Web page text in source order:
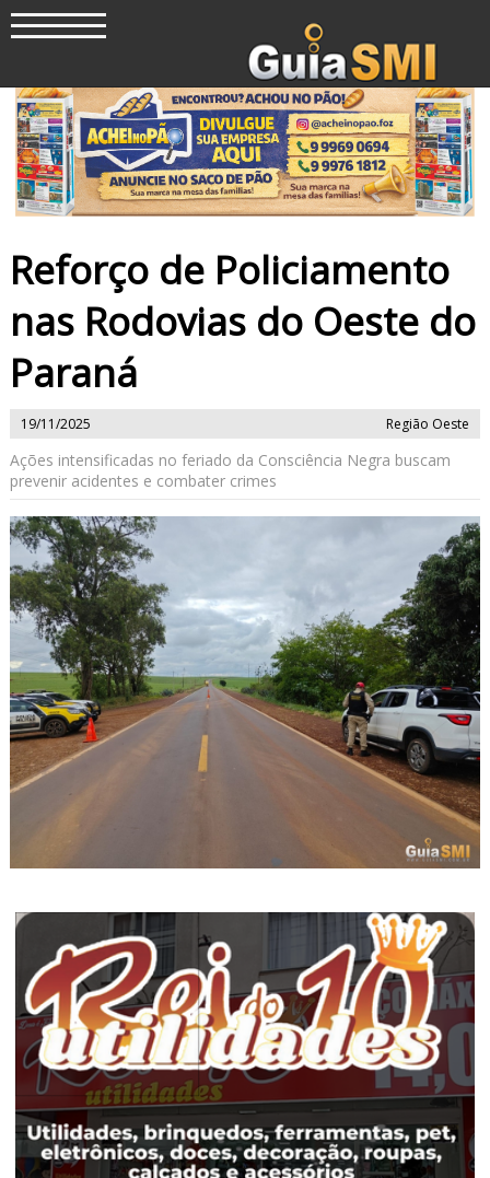
Reforço de Policiamento
nas Rodovias do Oeste do
Paraná
19/11/2025 Região Oeste
Ações intensificadas no feriado da Consciência Negra buscam
prevenir acidentes e combater crimes